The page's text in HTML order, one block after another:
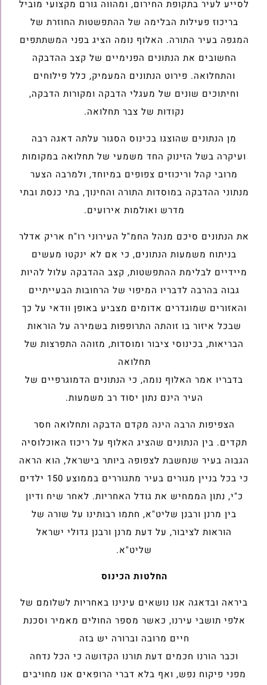
לסייע לעיר בתקופת החירום, ומהווה גורם מקצועי מוביל
בריכוז פעילות הבלימה של ההתפשטות החוזרת של
המגפה בעיר התורה. האלוף נומה הציג בפני המשתתפים
החשובים את הנתונים הפנימיים של קצב ההדבקה
והתחלואה. פירוט הנתונים המעמיק, כלל פילוחים
וחיתוכים שונים של מעגלי הדבקה ומקורות הדבקה,
נקודות של צבר תחלואה.
מן הנתונים שהוצגו בכינוס הסגור עלתה דאגה רבה
ועיקרה בשל הזינוק החד משמעי של תחלואה במקומות
מרובי קהל וריכוזים צפופים במיוחד, ולמרבה הצער
מנתוני ההדבקה במוסדות התורה והחינוך, בתי כנסת ובתי
מדרש ואולמות אירועים.
את הנתונים סיכם מנהל החמ"ל העירוני רו"ח אריק אדלר
בניתוח משמעות הנתונים, כי אם לא ינקטו מעשים
מיידיים לבלימת ההתפשטות, קצב ההדבקה עלול להיות
גבוה בהרבה לדבריו המיפוי של הרחובות הבעייתיים
והאזורים שמוגדרים אדומים מצביע באופן וודאי על כך
שבכל איזור בו זוהתה התרופפות בשמירה על הוראות
הבריאות, בכינוסי ציבור ומוסדות, מזוהה התפרצות של
תחלואה
בדבריו אמר האלוף נומה, כי הנתונים הדמוגרפיים של
העיר הינם נתון יסוד רב משמעות.
הצפיפות הרבה הינה מקדם הדבקה ותחלואה חסר
תקדים. בין הנתונים שהציג האלוף על ריכוז האוכלוסיה
הגבוה בעיר שנחשבת לצפופה ביותר בישראל, הוא הראה
כי בכל בניין מגורים בעיר מתגוררים בממוצע 150 ילדים
כ"י, נתון הממחיש את גודל האחריות. לאחר שיח ודיון
בין מרנן ורבנן שליט"א, חתמו רבותינו על שורה של
הוראות לציבור, על דעת מרנן ורבנן גדולי ישראל
שליט"א.
החלטות הכינוס
ביראה ובדאגה אנו נושאים עינינו באחריות לשלומם של
אלפי תושבי עירנו, כאשר מספר החולים מאמיר וסכנת
חיים מרובה וברורה יש בזה
וכבר הורנו חכמים דעת תורנו הקדושה כי הכל נדחה
מפני פיקוח נפש, ואף בלא דברי הרופאים אנו מחויבים